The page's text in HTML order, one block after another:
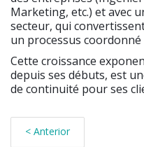
Marketing, etc.) et avec
secteur, qui
un processus coordonné
Cette croissance
depuis ses débuts, est
de continuité pour ses
< Anterior